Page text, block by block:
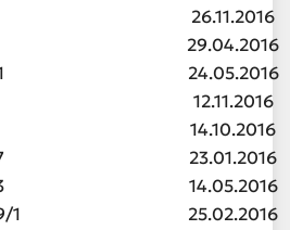
26.11.2016
29.04.2016
24.05.2016
12.11.2016
14.10.2016
23.01.2016
14.05.2016
1
25.02.2016